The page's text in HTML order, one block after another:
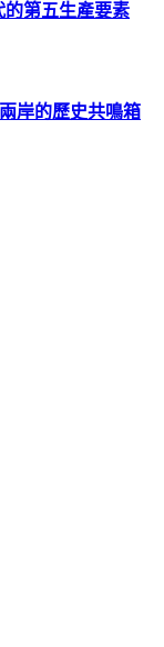
第五生產要素
岸的歷史共鳴箱